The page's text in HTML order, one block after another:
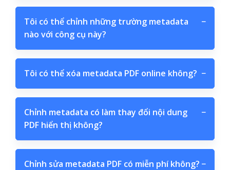
Tôi có thể chỉnh những trường metadata
nào với công cụ này?
−
Tôi có thể xóa metadata PDF online không? −
Chỉnh metadata có làm thay đổi nội dung
PDF hiển thị không?
−
Chỉnh sửa metadata PDF có miễn phí không? −